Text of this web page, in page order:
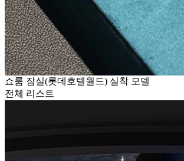
쇼룸 잠실(롯데호텔월드) 실착 모델
전체 리스트